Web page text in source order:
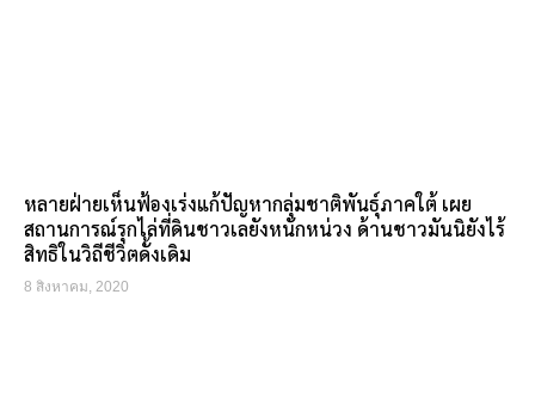
หลายฝ่ายเห็นฟ้องเร่งแก้ปัญหากลุ่มชาติพันธุ์ภาคใต้ เผย
สถานการณ์รุกไล่ที่ดินชาวเลยังหนักหน่วง ด้านชาวมันนิยังไร้
สิทธิในวิถีชีวิตดั้งเดิม
8 สิงหาคม, 2020